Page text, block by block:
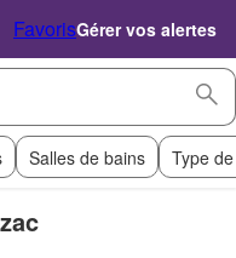
FavorisGérer vos alertes
Salles de bains Type